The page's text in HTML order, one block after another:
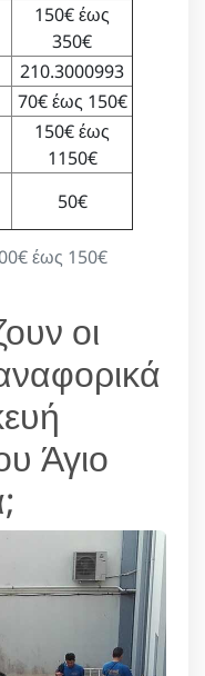
έως 150€
150€ έως
350€
210.3000993
70€ έως 150€
150€ έως
1150€
50€
οι
Άγιο